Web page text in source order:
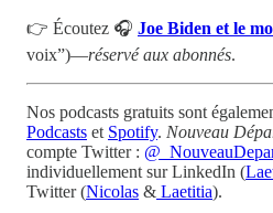
👉 Écoutez 🎧 Joe Biden et le
voix”)—réservé aux abonnés.
Nos podcasts gratuits sont
Podcasts et Spotify. Nouveau
compte Twitter :
individuellement sur LinkedIn (
Twitter (Nicolas & Laetitia).